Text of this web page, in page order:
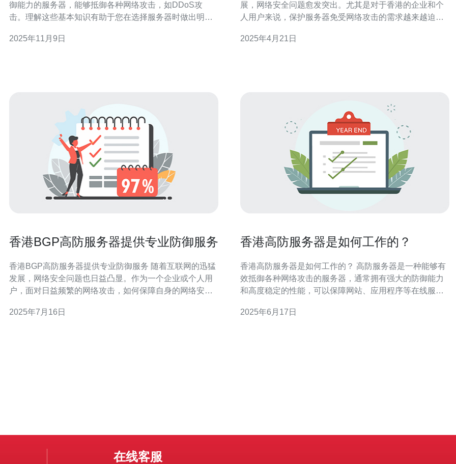
御能力的服务器，能够抵御各种网络攻击，如DDoS攻
击。理解这些基本知识有助于您在选择服务器时做出明智
防火墙等技术手段，以保护网站免受恶意攻击。 2. 确定评
2025年11月9日
展，网络安全问题愈发突出。尤其是对于香港的企业和个
人用户来说，保护服务器免受网络攻击的需求越来越迫
要。 高防服务器防护是一种网络安全服务，旨在保护服务
2025年4月21日
香港BGP高防服务器提供专业防御服务
香港BGP高防服务器提供专业防御服务 随着互联网的迅猛
发展，网络安全问题也日益凸显。作为一个企业或个人用
户，面对日益频繁的网络攻击，如何保障自身的网络安全
务器的专业防御服务备受关注。 BGP高防服务器是基于
2025年7月16日
香港高防服务器是如何工作的？
香港高防服务器是如何工作的？ 高防服务器是一种能够有
效抵御各种网络攻击的服务器，通常拥有强大的防御能力
和高度稳定的性能，可以保障网站、应用程序等在线服务
系统（IDS）、入侵防御系统（IPS）等技术手段，对网络
2025年6月17日
在线客服